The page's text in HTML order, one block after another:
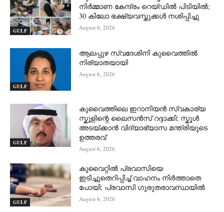
GULF
നിർമ്മാണ കേന്ദ്രം റെയ്ഡിൽ പിടിയിൽ;
30 കിലോ ഭക്ഷ്യവസ്തുക്കൾ നശിപ്പിച്ചു
August 6, 2026
GULF
ആലപ്പുഴ സ്വദേശിനി കുവൈത്തിൽ
നിര്യാതയായി
August 6, 2026
GULF
കുവൈത്തിലെ ഇറാനിയൻ സ്വകാര്യ
സ്കൂളിന്റെ ലൈസൻസ് റദ്ദാക്കി; സ്കൂൾ
അടയ്ക്കാൻ വിദ്യാഭ്യാസ മന്ത്രിയുടെ
ഉത്തരവ്
August 6, 2026
GULF
കുവൈറ്റിൽ പ്രവാസിയെ
ഇടിച്ചുതെറിപ്പിച്ച് വാഹനം നിർത്താതെ
പോയി; പ്രവാസി ഗുരുതരാവസ്ഥയിൽ
August 6, 2026